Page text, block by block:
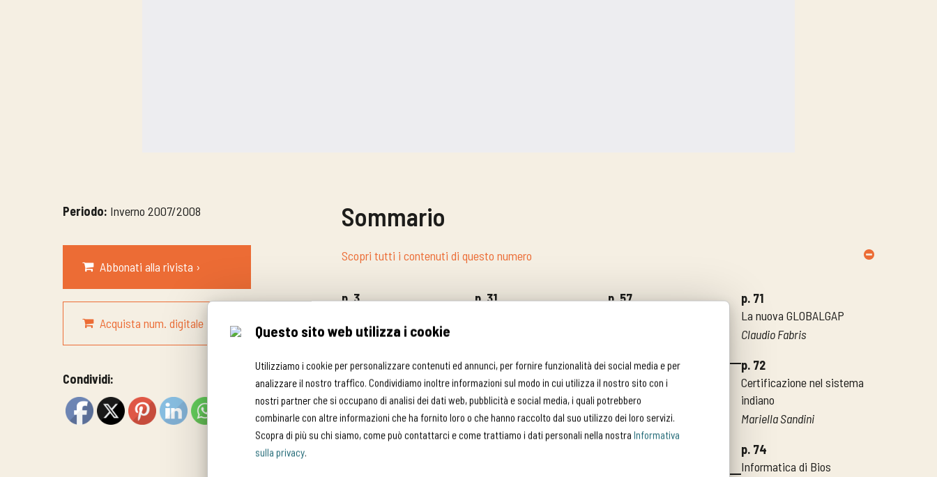
Questo sito web utilizza i cookie
Utilizziamo i cookie per personalizzare contenuti ed annunci, per fornire funzionalità dei social media e per
analizzare il nostro traffico. Condividiamo inoltre informazioni sul modo in cui utilizza il nostro sito con i
nostri partner che si occupano di analisi dei dati web, pubblicità e social media, i quali potrebbero
combinarle con altre informazioni che ha fornito loro o che hanno raccolto dal suo utilizzo dei loro servizi.
Scopra di più su chi siamo, come può contattarci e come trattiamo i dati personali nella nostra Informativa
sulla privacy.
Periodo: Inverno 2007/2008
Abbonati alla rivista ›
Acquista num. digitale ›
Condividi:
Sommario
Scopri tutti i contenuti di questo numero
p. 3
Gino Girolomoni
Bioeuropa
p. 4
Quale energia per il
biologico?
p. 31
Meridiani
p. 33
Una città da trasmettere
Gabriele Darpetti
p. 57
Quaderni Regionali
p. 58
Pane e pasta
p. 71
La nuova GLOBALGAP
Claudio Fabris
p. 72
Certificazione nel sistema
indiano
Mariella Sandini
p. 74
Informatica di Bios